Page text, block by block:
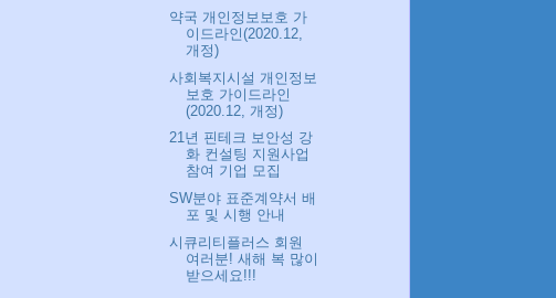
약국 개인정보보호 가
이드라인(2020.12,
개정)
사회복지시설 개인정보
보호 가이드라인
(2020.12, 개정)
21년 핀테크 보안성 강
화 컨설팅 지원사업
참여 기업 모집
SW분야 표준계약서 배
포 및 시행 안내
시큐리티플러스 회원
여러분! 새해 복 많이
받으세요!!!